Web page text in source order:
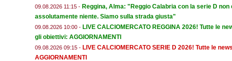
09.08.2026 11:15 - Reggina, Alma: "Reggio Calabria con la serie D non
assolutamente niente. Siamo sulla strada giusta"
09.08.2026 10:00 - LIVE CALCIOMERCATO REGGINA 2026! Tutte le
gli obiettivi: AGGIORNAMENTI
09.08.2026 09:15 - LIVE CALCIOMERCATO SERIE D 2026! Tutte le
AGGIORNAMENTI